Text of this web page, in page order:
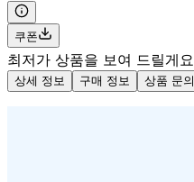
쿠폰
최저가 상품을 보여 드릴게요
상세 정보 구매 정보 상품 문의